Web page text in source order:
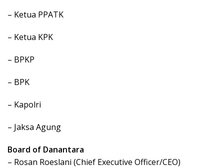
– Ketua PPATK
– Ketua KPK
– BPKP
– BPK
– Kapolri
– Jaksa Agung
Board of Danantara
– Rosan Roeslani (Chief Executive Officer/CEO)